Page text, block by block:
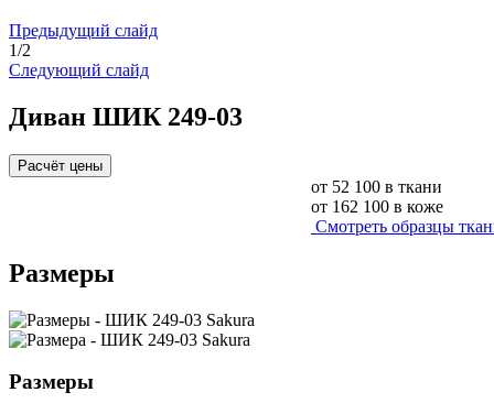
Предыдущий слайд
1/2
Следующий слайд
Диван ШИК 249-03
Расчёт цены
от 52 100 в ткани
от 162 100 в коже
Смотреть образцы
Размеры
Размеры